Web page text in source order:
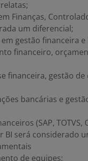
Finanças,
um diferencial;
gestão financeira
financeiro,
financeira, gestão
bancárias e
(SAP,
BI será considerado
de equipes;